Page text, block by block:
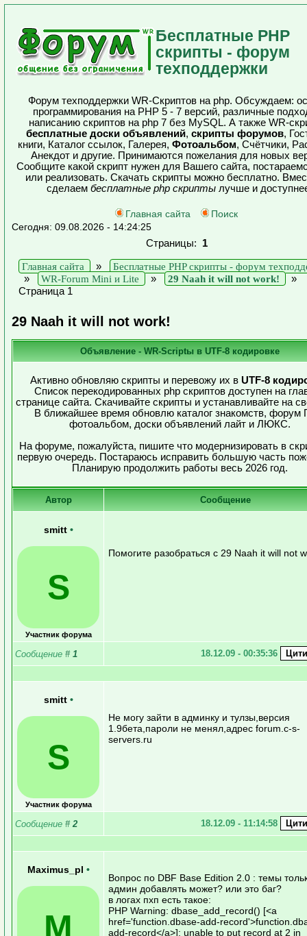
Бесплатные PHP
скрипты - форум
техподдержки
Форум техподдержки WR-Скриптов на php. Обсуждаем:
программирования на PHP 5 - 7 версий, различные
написанию скриптов на php 7 без MySQL. А также WR-
бесплатные доски объявлений, скрипты форумов,
книги, Каталог ссылок, Галерея, Фотоальбом, Счётчики,
Анекдот и другие. Принимаются пожелания для новых
Сообщите какой скрипт нужен для Вашего сайта,
или реализовать. Скачать скрипты можно бесплатно.
сделаем бесплатные php скрипты лучше и
Главная сайта
Поиск
Сегодня: 09.08.2026 - 14:24:25
Страницы: 1
Главная сайта
»
Бесплатные PHP скрипты - форум
»
WR-Forum Mini и Lite » 29 Naah it will not work!
»
Страница 1
29 Naah it will not work!
Объявление - WR-Scriptы в UTF-8 кодировке
Активно обновляю скрипты и перевожу их в UTF-8
Список перекодированных php скриптов доступен на
странице сайта. Скачивайте скрипты и устанавливайте на
В ближайшее время обновлю каталог знакомств, форум
фотоальбом, доски объявлений лайт и ЛЮКС.
На форуме, пожалуйста, пишите что модернизировать в
первую очередь. Постараюсь исправить большую часть
Планирую продолжить работы весь 2026 год.
Автор Сообщение
smitt •
S
Участник форума
Помогите разобраться с 29 Naah it will not
Сообщение # 1 18.12.09 - 00:35:36
smitt •
S
Участник форума
Не могу зайти в админку и тулзы,версия
1.9бета,пароли не менял,адрес forum.c-s-
servers.ru
Сообщение # 2 18.12.09 - 11:14:58
Maximus_pl •
M
Вопрос по DBF Base Edition 2.0 : темы
админ добавлять может? или это баг?
в логах пхп есть такое:
PHP Warning: dbase_add_record() [<a
href='function.dbase-add-
add-record</a>]: unable to put record at 2 in